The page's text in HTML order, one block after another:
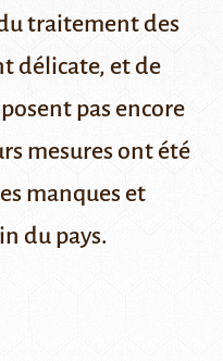
traitement des
délicate, et de
pas encore
mesures ont été
manques et
du pays.